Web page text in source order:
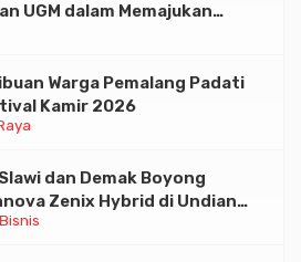
UGM dalam Memajukan
UMKM Lokal
Warga Pemalang Padati
Kamir 2026
dan Demak Boyong
Zenix Hybrid di Undian
Bima Bank Jateng